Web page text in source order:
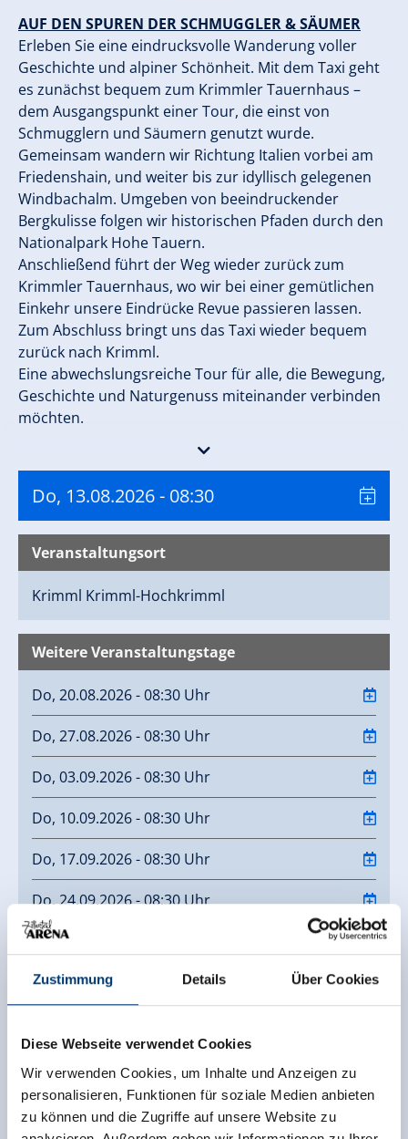
Zustimmung Details Über Cookies
Diese Webseite verwendet Cookies
Wir verwenden Cookies, um Inhalte und Anzeigen zu
personalisieren, Funktionen für soziale Medien anbieten
zu können und die Zugriffe auf unsere Website zu
AUF DEN SPUREN DER SCHMUGGLER & SÄUMER
Erleben Sie eine eindrucksvolle Wanderung voller
Geschichte und alpiner Schönheit. Mit dem Taxi geht
es zunächst bequem zum Krimmler Tauernhaus –
dem Ausgangspunkt einer Tour, die einst von
Schmugglern und Säumern genutzt wurde.
Gemeinsam wandern wir Richtung Italien vorbei am
Friedenshain, und weiter bis zur idyllisch gelegenen
Windbachalm. Umgeben von beeindruckender
Bergkulisse folgen wir historischen Pfaden durch den
Nationalpark Hohe Tauern.
Anschließend führt der Weg wieder zurück zum
Krimmler Tauernhaus, wo wir bei einer gemütlichen
Einkehr unsere Eindrücke Revue passieren lassen.
Zum Abschluss bringt uns das Taxi wieder bequem
zurück nach Krimml.
Eine abwechslungsreiche Tour für alle, die Bewegung,
Geschichte und Naturgenuss miteinander verbinden
möchten.
Treffpunkt:08:30 Uhr Tourismusbüro Krimml
Kosten:€ 22,00Transfer p. P. (Hin- und Rückfahrt
Krimml Tauernhaus)Teilnahme an der Wanderung
mit KrimmlCard kostenlos, sonst € 15,00 p. P.
Anforderung:leicht
Teilnehmer:mind. 4 Personen
Termine 2026:28.05.2026 – 01.10.2026
Do, 13.08.2026- 08:30
Veranstaltungsort
Krimml Krimml-Hochkrimml
Weitere Veranstaltungstage
Do, 20.08.2026 - 08:30 Uhr
Do, 27.08.2026 - 08:30 Uhr
Do, 03.09.2026 - 08:30 Uhr
Do, 10.09.2026 - 08:30 Uhr
Do, 17.09.2026 - 08:30 Uhr
Do, 24.09.2026 - 08:30 Uhr
Do, 01.10.2026 - 08:30 Uhr
Do, 08.10.2026 - 08:30 Uhr
Kontaktinfo
Tourismusverband Krimml-Hochkrimml
Oberkrimml 37
5743 Krimml